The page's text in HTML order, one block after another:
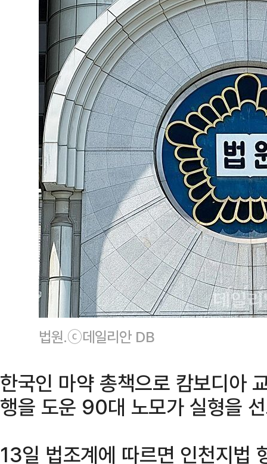
법원.ⓒ데일리안 DB
한국인 마약 총책으로 캄보디아
행을 도운 90대 노모가 실형을
13일 법조계에 따르면 인천지법